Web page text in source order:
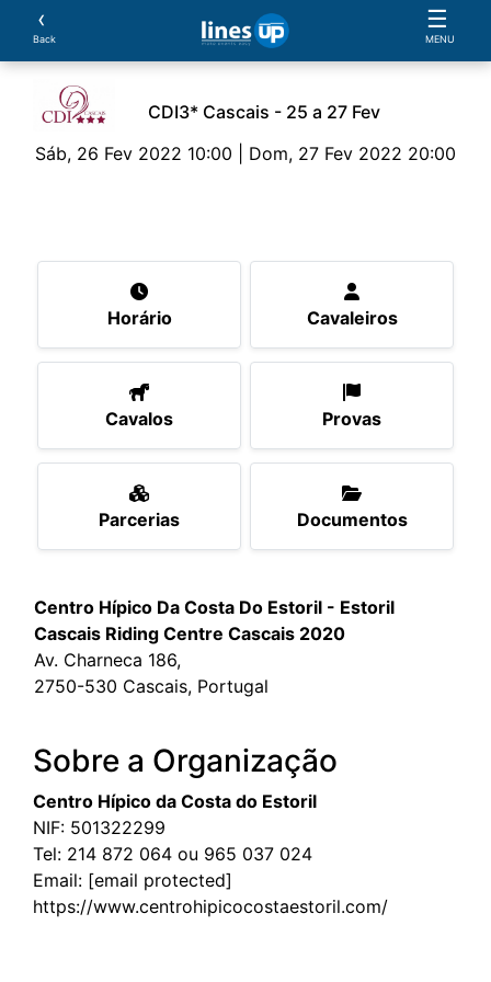
‹
Back
☰
MENU
CDI3* Cascais - 25 a 27 Fev
Sáb, 26 Fev 2022 10:00 | Dom, 27 Fev 2022 20:00
Horário Cavaleiros
Cavalos Provas
Parcerias Documentos
Centro Hípico Da Costa Do Estoril - Estoril
Cascais Riding Centre Cascais 2020
Av. Charneca 186,
2750-530 Cascais, Portugal
Sobre a Organização
Centro Hípico da Costa do Estoril
NIF: 501322299
Tel: 214 872 064 ou 965 037 024
Email: [email protected]
https://www.centrohipicocostaestoril.com/